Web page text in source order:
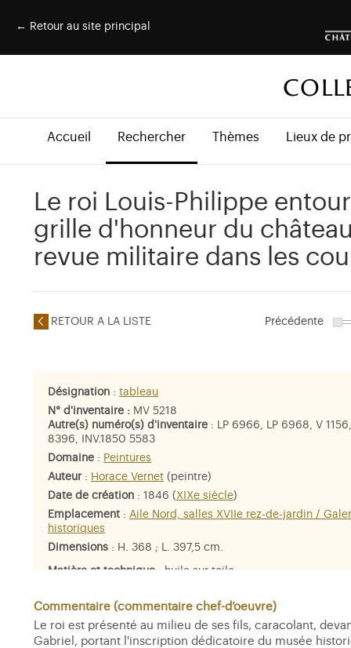
← Retour au site principal
Accueil Rechercher Thèmes Lieux de
Le roi Louis-Philippe
grille d'honneur du
revue militaire dans les
RETOUR A LA LISTE Précédente
Désignation : tableau
N° d'inventaire : MV 5218
Autre(s) numéro(s) d'inventaire : LP 6966, LP 6968, V
8396, INV.1850 5583
Domaine : Peintures
Auteur: Horace Vernet (peintre)
Date de création : 1846 ( XIXe siècle)
Emplacement : Aile Nord, salles XVIIe rez-de-jardin /
historiques
Dimensions : H. 368 ; L. 397,5 cm.
Matière et technique : huile sur toile
prince de Joinville,Antoine d'Orléans, duc de Montpensier
Ferdinand-Philippe-Louis, duc d'Orléans
Louis XIV
Louis-
Louis-Charles-Philippe d'Orléans, duc de Nemours
Commentaire (commentaire chef-d’oeuvre)
Le roi est présenté au milieu de ses fils, caracolant,
Gabriel, portant l'inscription dédicatoire du musée